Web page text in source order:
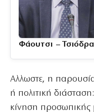
Φάουτσι –
Αλλωστε, η
ή πολιτική
κίνηση